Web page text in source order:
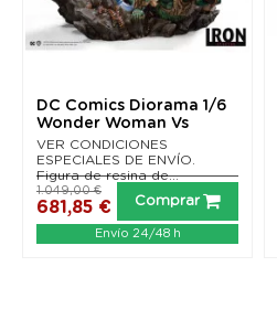
DC Comics Diorama 1/6
Wonder Woman Vs
Darkseid by Ivan Reis...
VER CONDICIONES
ESPECIALES DE ENVÍO.
Figura de resina de...
681,85 €
1.049,00 €
Comprar
Envío 24/48 h